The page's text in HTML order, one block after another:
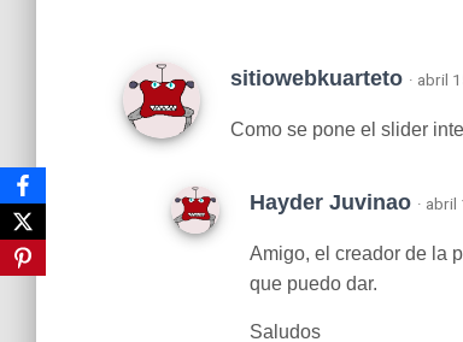
sitiowebkuarteto · abril
Como se pone el slider
Hayder Juvinao ·
Amigo, el creador de la
que puedo dar.
Saludos